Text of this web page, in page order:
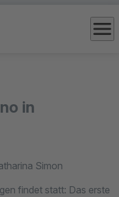
menu
in
Simon
findet statt: Das erste